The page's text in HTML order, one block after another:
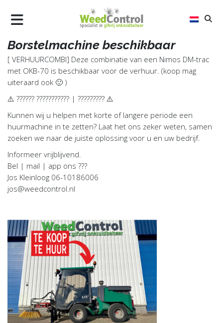
AIR
FLAME
WAAROM WEEDCONTROL B.V.
UPDATES
Borstelmachine beschikbaar
[ VERHUURCOMBI] Deze combinatie van een Nimos DM-trac
met OKB-70 is beschikbaar voor de verhuur. (koop mag
uiteraard ook 🙂 )
⚠️ ?????? ??????????? | ????????? ⚠️
Kunnen wij u helpen met korte of langere periode een
huurmachine in te zetten? Laat het ons zeker weten, samen
zoeken we naar de juiste oplossing voor u en uw bedrijf.
Informeer vrijblijvend.
Bel | mail | app ons ???
Jos Kleinloog 06-10186006
jos@weedcontrol.nl